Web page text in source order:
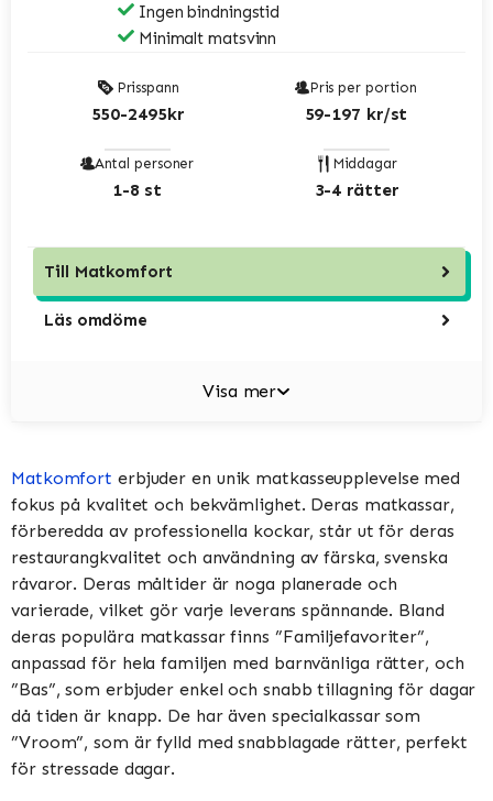
Ingen bindningstid
Minimalt matsvinn
Prisspann
550-2495kr
Pris per portion
59-197 kr/st
Antal personer
1-8 st
Middagar
3-4 rätter
Till Matkomfort
Läs omdöme
Visa mer
Matkomfort erbjuder en unik matkasseupplevelse med
fokus på kvalitet och bekvämlighet. Deras matkassar,
förberedda av professionella kockar, står ut för deras
restaurangkvalitet och användning av färska, svenska
råvaror. Deras måltider är noga planerade och
varierade, vilket gör varje leverans spännande. Bland
deras populära matkassar finns ”Familjefavoriter”,
anpassad för hela familjen med barnvänliga rätter, och
”Bas”, som erbjuder enkel och snabb tillagning för dagar
då tiden är knapp. De har även specialkassar som
”Vroom”, som är fylld med snabblagade rätter, perfekt
för stressade dagar​​​​.